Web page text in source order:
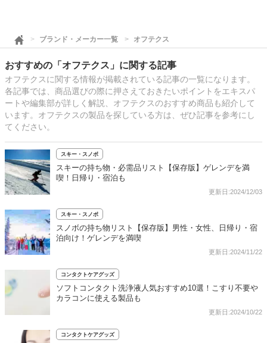
ブランド・メーカー一覧 オフテクス
おすすめの「オフテクス」に関する記事
オフテクスに関する情報が掲載されている記事の一覧になります。
各記事では、商品選びの際に押さえておきたいポイントをエキスパ
ートや編集部が詳しく解説、オフテクスのおすすめ商品も紹介して
います。オフテクスの製品を探している方は、ぜひ記事を参考にし
てください。
スキー・スノボ
スキーの持ち物・必需品リスト【保存版】ゲレンデを満
喫！日帰り・宿泊も
更新日:2024/12/03
スキー・スノボ
スノボの持ち物リスト【保存版】男性・女性、日帰り・宿
泊向け！ゲレンデを満喫
更新日:2024/11/22
コンタクトケアグッズ
ソフトコンタクト洗浄液人気おすすめ10選！こすり不要や
カラコンに使える製品も
更新日:2024/10/22
コンタクトケアグッズ